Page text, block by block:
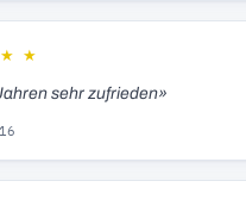
★ ★
sehr zufrieden»